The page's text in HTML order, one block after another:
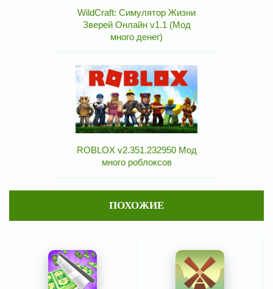
WildCraft: Симулятор Жизни
Зверей Онлайн v1.1 (Мод
много денег)
ROBLOX v2.351.232950 Мод
много роблоксов
ПОХОЖИЕ